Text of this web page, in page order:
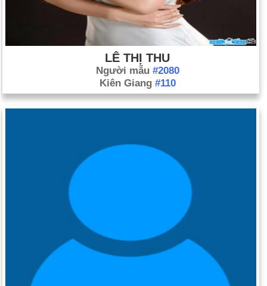
LÊ THỊ THU
Người mẫu #2080
Kiên Giang #110